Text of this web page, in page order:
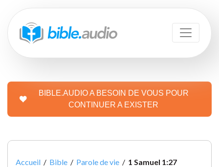
BIBLE.AUDIO A BESOIN DE VOUS POUR
CONTINUER A EXISTER
Accueil / Bible / Parole de vie / 1 Samuel 1:27